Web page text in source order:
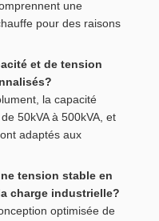
une
pour des raisons
et de tension
la capacité
50kVA à 500kVA, et
adaptés aux
tension stable en
charge industrielle?
optimisée de